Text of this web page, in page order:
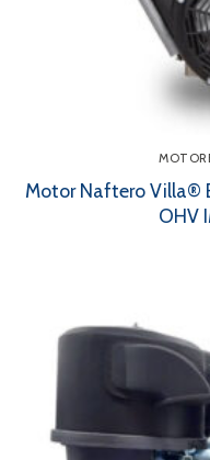
Motor Naftero Villa®
OHV